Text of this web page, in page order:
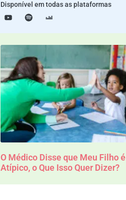
Disponível em todas as plataformas
O Médico Disse que Meu Filho é
Atípico, o Que Isso Quer Dizer?